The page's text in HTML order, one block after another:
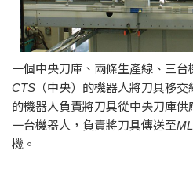
一個中央刀庫、兩條生產線、三
CTS（中央）的機器人將刀具移
的機器人負責將刀具從中央刀庫
一台機器人，負責將刀具傳送至
機。